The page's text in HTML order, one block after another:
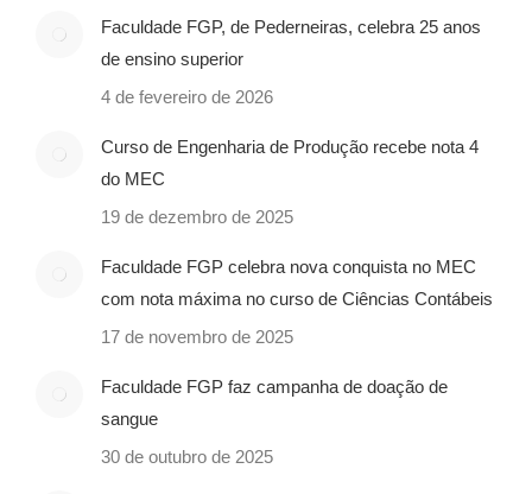
Faculdade FGP, de Pederneiras, celebra 25 anos
de ensino superior
4 de fevereiro de 2026
Curso de Engenharia de Produção recebe nota 4
do MEC
19 de dezembro de 2025
Faculdade FGP celebra nova conquista no MEC
com nota máxima no curso de Ciências Contábeis
17 de novembro de 2025
Faculdade FGP faz campanha de doação de
sangue
30 de outubro de 2025